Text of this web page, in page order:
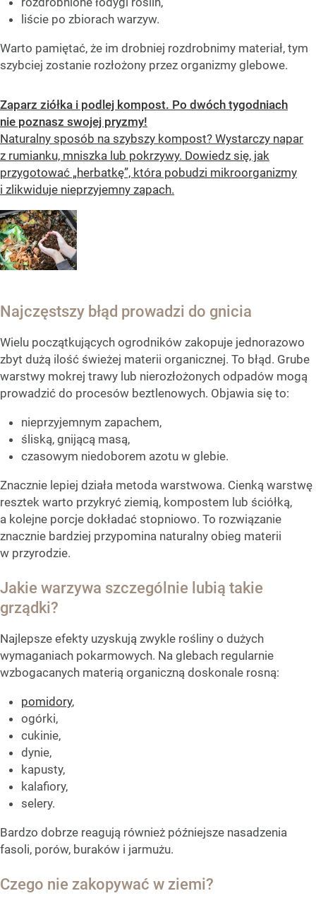
liście po zbiorach warzyw.
Warto pamiętać, że im drobniej rozdrobnimy materiał, tym
szybciej zostanie rozłożony przez organizmy glebowe.
Zaparz ziółka i podlej kompost. Po dwóch tygodniach
nie poznasz swojej pryzmy!
Naturalny sposób na szybszy kompost? Wystarczy napar
z rumianku, mniszka lub pokrzywy. Dowiedz się, jak
przygotować „herbatkę”, która pobudzi mikroorganizmy
i zlikwiduje nieprzyjemny zapach.
Najczęstszy błąd prowadzi do gnicia
Wielu początkujących ogrodników zakopuje jednorazowo
zbyt dużą ilość świeżej materii organicznej. To błąd. Grube
warstwy mokrej trawy lub nierozłożonych odpadów mogą
prowadzić do procesów beztlenowych. Objawia się to:
nieprzyjemnym zapachem,
śliską, gnijącą masą,
czasowym niedoborem azotu w glebie.
Znacznie lepiej działa metoda warstwowa. Cienką warstwę
resztek warto przykryć ziemią, kompostem lub ściółką,
a kolejne porcje dokładać stopniowo. To rozwiązanie
znacznie bardziej przypomina naturalny obieg materii
w przyrodzie.
Jakie warzywa szczególnie lubią takie
grządki?
Najlepsze efekty uzyskują zwykle rośliny o dużych
wymaganiach pokarmowych. Na glebach regularnie
wzbogacanych materią organiczną doskonale rosną:
pomidory,
ogórki,
cukinie,
dynie,
kapusty,
kalafiory,
selery.
Bardzo dobrze reagują również późniejsze nasadzenia
fasoli, porów, buraków i jarmużu.
Czego nie zakopywać w ziemi?